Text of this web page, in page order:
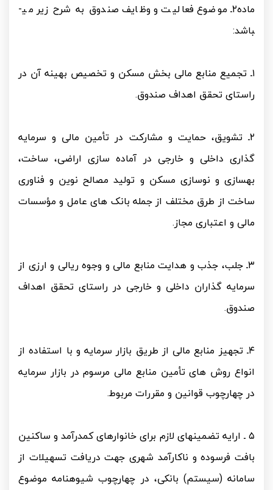
ماده۲ـ موضوع فعالیت و وظایف صندوق به شرح زیر می­
باشد:
۱ـ تجمیع منابع مالی بخش مسکن و تخصیص بهینه آن در
راستای تحقق اهداف صندوق.
۲ـ تشویق، حمایت و مشارکت در تأمین مالی و سرمایه
گذاری داخلی و خارجی در آماده سازی اراضی، ساخت،
بهسازی و نوسازی مسکن و تولید مصالح نوین و فناوری
ساخت از طرق مختلف از جمله بانک های عامل و مؤسسات
مالی و اعتباری مجاز.
۳ـ جلب، جذب و هدایت منابع مالی و وجوه ریالی و ارزی از
سرمایه گذاران داخلی و خارجی در راستای تحقق اهداف
صندوق.
۴ـ تجهیز منابع مالی از طریق بازار سرمایه و با استفاده از
انواع روش های تأمین منابع مالی مرسوم در بازار سرمایه
در چهارچوب قوانین و مقررات مربوط.
۵ ـ ارایه تضمین­های لازم برای خانوارهای کم­درآمد و ساکنین
بافت فرسوده و ناکارآمد شهری جهت دریافت تسهیلات از
سامانه (سیستم) بانکی، در چهارچوب شیوه­نامه موضوع